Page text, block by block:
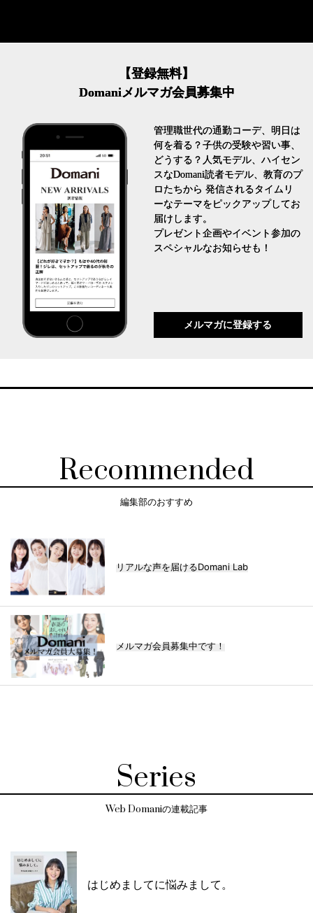
【登録無料】
Domaniメルマガ会員募集中
管理職世代の通勤コーデ、明日は
何を着る？子供の受験や習い事、
どうする？人気モデル、ハイセン
スなDomani読者モデル、教育のプ
ロたちから 発信されるタイムリ
ーなテーマをピックアップしてお
届けします。
プレゼント企画やイベント参加の
スペシャルなお知らせも！
メルマガに登録する
Recommended
編集部のおすすめ
リアルな声を届けるDomani Lab
メルマガ会員募集中です！
Series
Web Domaniの連載記事
はじめましてに悩みまして。